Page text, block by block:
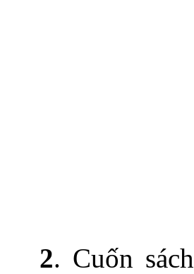
2. Cuốn